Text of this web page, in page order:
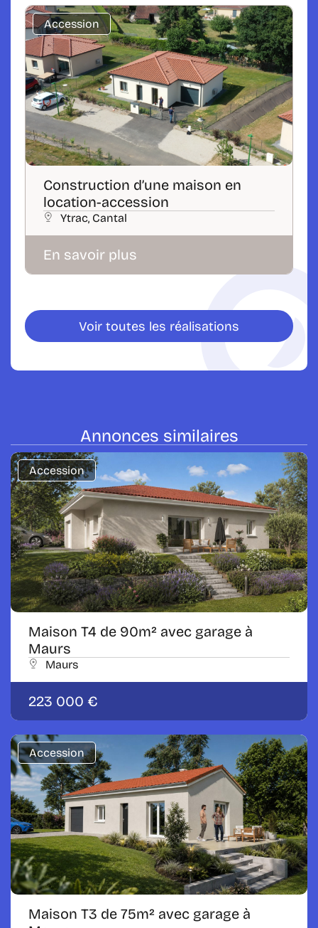
Accession
Construction d’une maison en
location-accession
Ytrac, Cantal
En savoir plus
Voir toutes les réalisations
Annonces similaires
Accession
Maison T4 de 90m² avec garage à
Maurs
Maurs
223 000 €
Accession
Maison T3 de 75m² avec garage à